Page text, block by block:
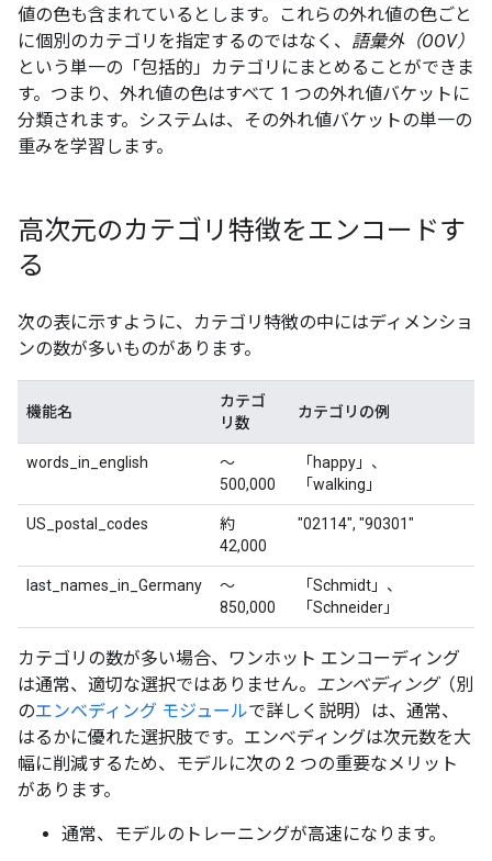
値の色も含まれているとします。これらの外れ値の色ごと
に個別のカテゴリを指定するのではなく、 語彙外（OOV）
という単一の「包括的」カテゴリにまとめることができま
す。つまり、外れ値の色はすべて 1 つの外れ値バケットに
分類されます。システムは、その外れ値バケットの単一の
重みを学習します。
高次元のカテゴリ特徴をエンコードす
る
次の表に示すように、カテゴリ特徴の中にはディメンショ
ンの数が多いものがあります。
機能名
カテゴ
リ数
カテゴリの例
words_in_english
～
500,000
「happy」、
「walking」
US_postal_codes
約
42,000
"02114", "90301"
last_names_in_Germany
～
850,000
「Schmidt」、
「Schneider」
カテゴリの数が多い場合、ワンホット エンコーディング
は通常、適切な選択ではありません。 エンベディング（別
のエンベディング モジュールで詳しく説明）は、通常、
はるかに優れた選択肢です。エンベディングは次元数を大
幅に削減するため、モデルに次の 2 つの重要なメリット
があります。
通常、モデルのトレーニングが高速になります。